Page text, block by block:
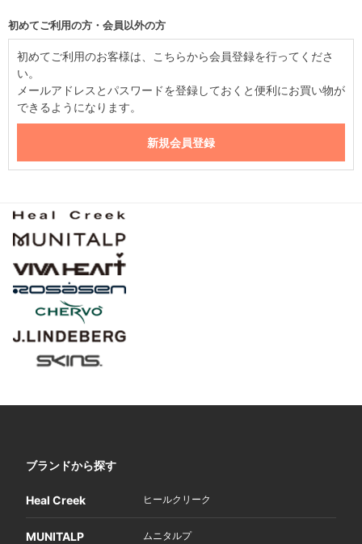
初めてご利用の方・会員以外の方
初めてご利用のお客様は、こちらから会員登録を行ってくださ
い。
メールアドレスとパスワードを登録しておくと便利にお買い物が
できるようになります。
ブランドから探す
Heal Creek ヒールクリーク
MUNITALP ムニタルプ